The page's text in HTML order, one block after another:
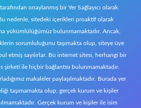
onaylanmış bir Yer Sağlayıcı olarak
nedenle, sitedeki içerikleri proaktif olarak
yükümlülüğümüz bulunmamaktadır. Ancak,
sorumluluğunu taşımakta olup, siteye üye
etmiş sayılırlar. Bu internet sitesi, herhangi bir
şirketi ile hiçbir bağlantısı bulunmamaktadır.
makaleler paylaşılmaktadır. Burada yer
taşımamakta olup, gerçek kurum ve kişiler
Gerçek kurum ve kişiler ile isim